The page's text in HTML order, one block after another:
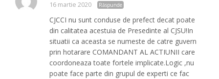
16 martie 2020 Răspunde
CJCCI nu sunt conduse de prefect decat poate
din calitatea acestuia de Presedinte al CJSU!In
situatii ca aceasta se numeste de catre guvern
prin hotarare COMANDANT AL ACTIUNII care
coordoneaza toate fortele implicate.Logic ,nu
poate face parte din grupul de experti ce fac